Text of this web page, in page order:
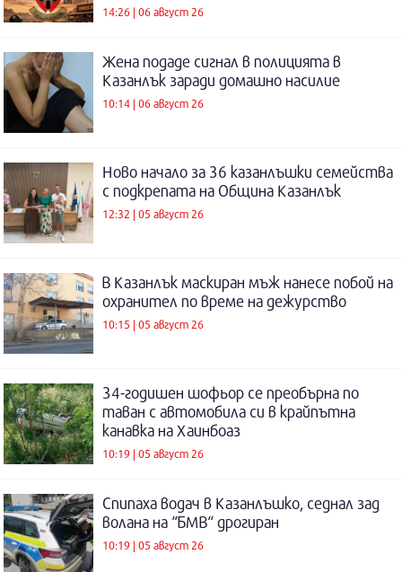
14:26 | 06 август 26
Жена подаде сигнал в полицията в
Казанлък заради домашно насилие
10:14 | 06 август 26
Ново начало за 36 казанлъшки семейства
с подкрепата на Община Казанлък
12:32 | 05 август 26
В Казанлък маскиран мъж нанесе побой на
охранител по време на дежурство
10:15 | 05 август 26
34-годишен шофьор се преобърна по
таван с автомобила си в крайпътна
канавка на Хаинбоаз
10:19 | 05 август 26
Спипаха водач в Казанлъшко, седнал зад
волана на “БМВ“ дрогиран
10:19 | 05 август 26